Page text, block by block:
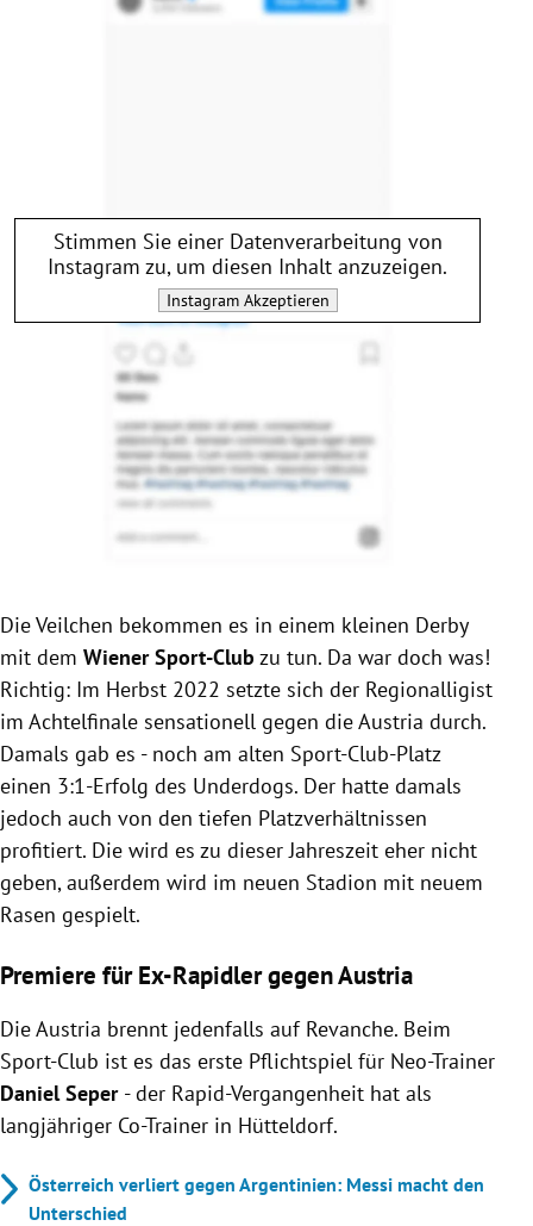
Stimmen Sie einer Datenverarbeitung von
Instagram zu, um diesen Inhalt anzuzeigen.
InstagramAkzeptieren
Die Veilchen bekommen es in einem kleinen Derby
mit dem Wiener Sport-Club zu tun. Da war doch was!
Richtig: Im Herbst 2022 setzte sich der Regionalligist
im Achtelfinale sensationell gegen die Austria durch.
Damals gab es - noch am alten Sport-Club-Platz
einen 3:1-Erfolg des Underdogs. Der hatte damals
jedoch auch von den tiefen Platzverhältnissen
profitiert. Die wird es zu dieser Jahreszeit eher nicht
geben, außerdem wird im neuen Stadion mit neuem
Rasen gespielt.
Premiere für Ex-Rapidler gegen Austria
Die Austria brennt jedenfalls auf Revanche. Beim
Sport-Club ist es das erste Pflichtspiel für Neo-Trainer
Daniel Seper - der Rapid-Vergangenheit hat als
langjähriger Co-Trainer in Hütteldorf.
Österreich verliert gegen Argentinien: Messi macht den
Unterschied